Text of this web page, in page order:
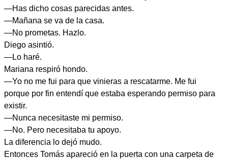
—Has dicho cosas parecidas antes.
—Mañana se va de la casa.
—No prometas. Hazlo.
Diego asintió.
—Lo haré.
Mariana respiró hondo.
—Yo no me fui para que vinieras a rescatarme. Me fui
porque por fin entendí que estaba esperando permiso para
existir.
—Nunca necesitaste mi permiso.
—No. Pero necesitaba tu apoyo.
La diferencia lo dejó mudo.
Entonces Tomás apareció en la puerta con una carpeta de